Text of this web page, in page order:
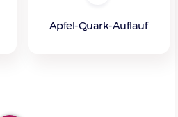
Apfel-Quark-Auflauf